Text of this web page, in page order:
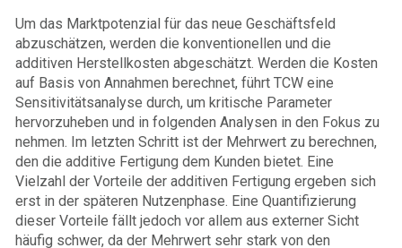
Um das Marktpotenzial für das neue Geschäftsfeld
abzuschätzen, werden die konventionellen und die
additiven Herstellkosten abgeschätzt. Werden die Kosten
auf Basis von Annahmen berechnet, führt TCW eine
Sensitivitätsanalyse durch, um kritische Parameter
hervorzuheben und in folgenden Analysen in den Fokus zu
nehmen. Im letzten Schritt ist der Mehrwert zu berechnen,
den die additive Fertigung dem Kunden bietet. Eine
Vielzahl der Vorteile der additiven Fertigung ergeben sich
erst in der späteren Nutzenphase. Eine Quantifizierung
dieser Vorteile fällt jedoch vor allem aus externer Sicht
häufig schwer, da der Mehrwert sehr stark von den